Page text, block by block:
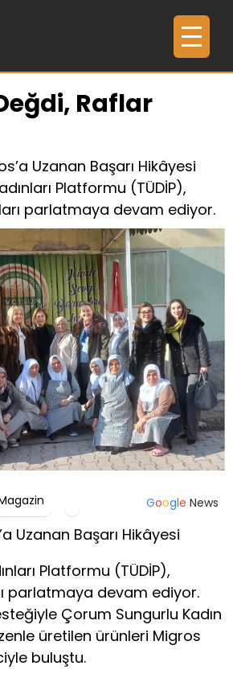
Raflar
Uzanan Başarı Hikâyesi
Platformu (TÜDİP),
parlatmaya devam ediyor.
Google News
Uzanan Başarı Hikâyesi
Platformu (TÜDİP),
parlatmaya devam ediyor.
Çorum Sungurlu Kadın
üretilen ürünleri Migros
buluştu.